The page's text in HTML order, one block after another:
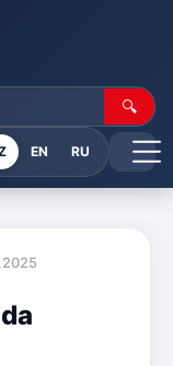
🔍
EN RU